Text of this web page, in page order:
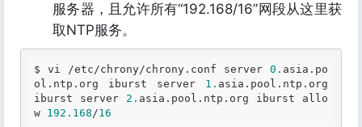
服务器，且允许所有“192.168/16”网段从这里获
取NTP服务。
$ vi /etc/chrony/chrony .conf server 0. asia .po
ol .ntp .org iburst server 1. asia .pool .ntp .org
iburst server 2. asia .pool .ntp .org iburst allo
w 192.168/16